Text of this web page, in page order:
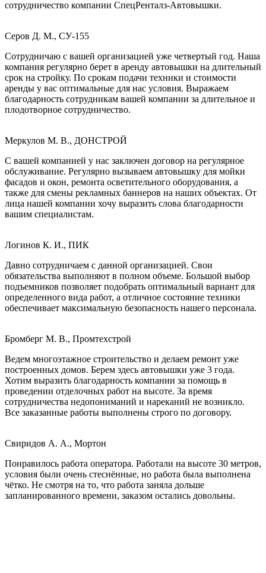
сотрудничество компании СпецРенталз-Автовышки.
Серов Д. М., СУ-155
Сотрудничаю с вашей организацией уже четвертый год. Наша
компания регулярно берет в аренду автовышки на длительный
срок на стройку. По срокам подачи техники и стоимости
аренды у вас оптимальные для нас условия. Выражаем
благодарность сотрудникам вашей компании за длительное и
плодотворное сотрудничество.
Меркулов М. В., ДОНСТРОЙ
С вашей компанией у нас заключен договор на регулярное
обслуживание. Регулярно вызываем автовышку для мойки
фасадов и окон, ремонта осветительного оборудования, а
также для смены рекламных баннеров на наших объектах. От
лица нашей компании хочу выразить слова благодарности
вашим специалистам.
Логинов К. И., ПИК
Давно сотрудничаем с данной организацией. Свои
обязательства выполняют в полном объеме. Большой выбор
подъемников позволяет подобрать оптимальный вариант для
определенного вида работ, а отличное состояние техники
обеспечивает максимальную безопасность нашего персонала.
Бромберг М. В., Промтехстрой
Ведем многоэтажное строительство и делаем ремонт уже
построенных домов. Берем здесь автовышки уже 3 года.
Хотим выразить благодарность компании за помощь в
проведении отделочных работ на высоте. За время
сотрудничества недопониманий и нареканий не возникло.
Все заказанные работы выполнены строго по договору.
Свиридов А. А., Мортон
Понравилось работа оператора. Работали на высоте 30 метров,
условия были очень стеснённые, но работа была выполнена
чётко. Не смотря на то, что работа заняла дольше
запланированного времени, заказом остались довольны.